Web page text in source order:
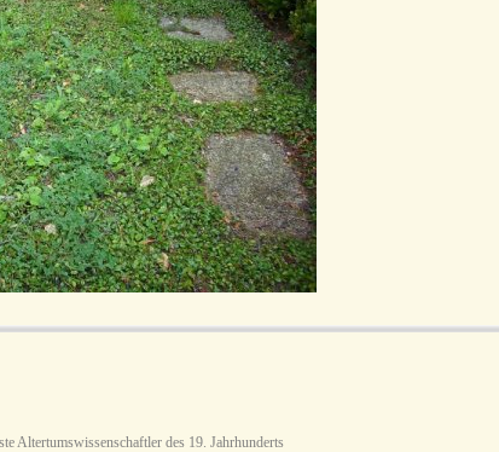
Altertumswissenschaftler des 19. Jahrhunderts